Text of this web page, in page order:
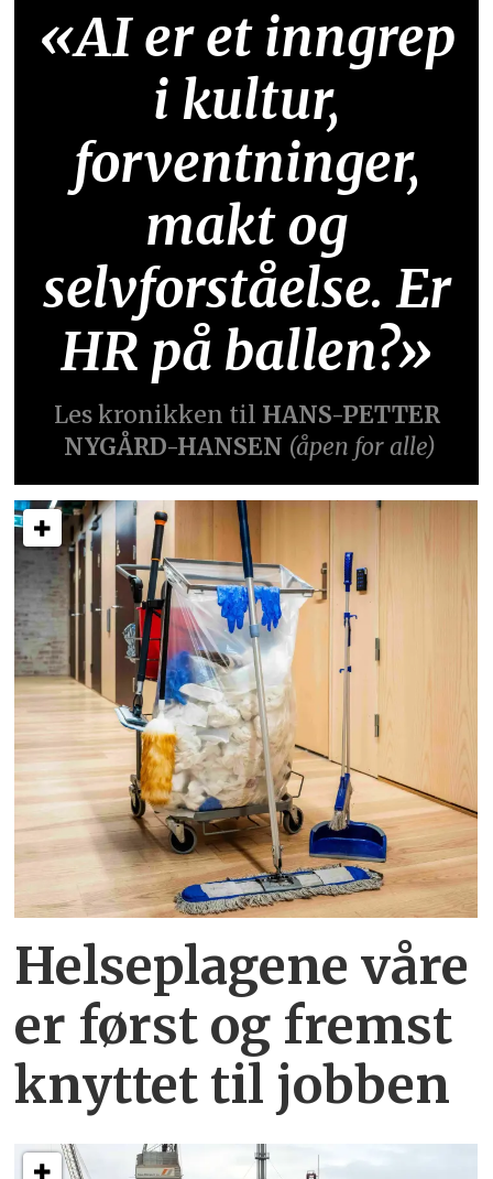
«AI er et inngrep
i kultur,
forventninger,
makt og
selvforståelse. Er
HR på ballen?»
Les kronikken til HANS-PETTER
NYGÅRD-HANSEN (åpen for alle)
Helseplagene våre
er først og fremst
knyttet til jobben